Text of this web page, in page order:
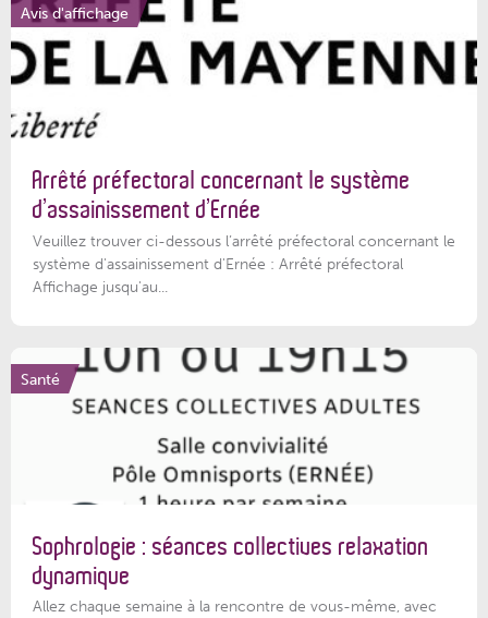
Avis d'affichage
Arrêté préfectoral concernant le système
d’assainissement d’Ernée
Veuillez trouver ci-dessous l’arrêté préfectoral concernant le
système d'assainissement d'Ernée : Arrêté préfectoral
Affichage jusqu'au...
Santé
Sophrologie : séances collectives relaxation
dynamique
Allez chaque semaine à la rencontre de vous-même, avec